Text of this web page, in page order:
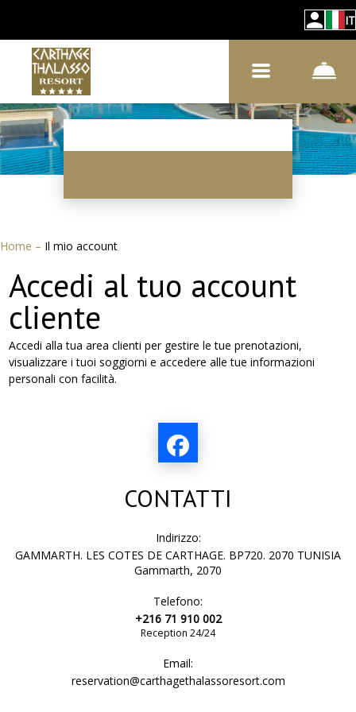
IT
Home – Il mio account
Accedi al tuo account
cliente
Accedi alla tua area clienti per gestire le tue prenotazioni,
visualizzare i tuoi soggiorni e accedere alle tue informazioni
personali con facilità.
CONTATTI
Indirizzo:
GAMMARTH. LES COTES DE CARTHAGE. BP720. 2070 TUNISIA
Gammarth, 2070
Telefono:
+216 71 910 002
Reception 24/24
Email:
reservation@carthagethalassoresort.com